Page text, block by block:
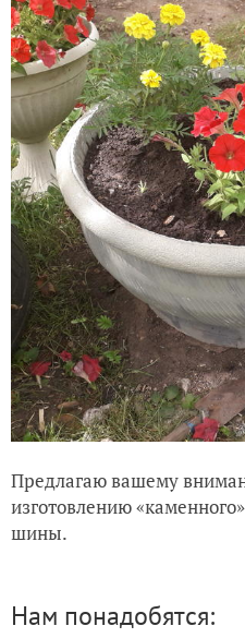
Предлагаю вашему
изготовлению
шины.
Нам понадобятся: